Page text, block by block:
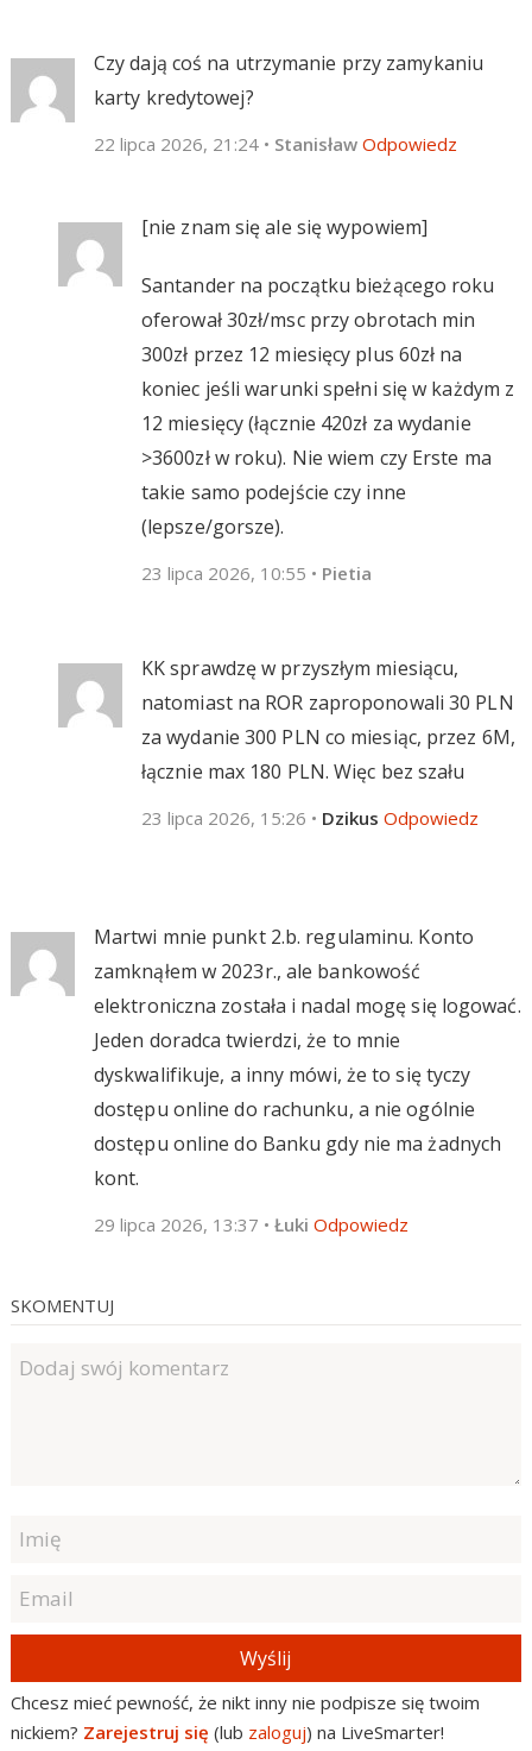
Czy dają coś na utrzymanie przy zamykaniu
karty kredytowej?
22 lipca 2026, 21:24 • Stanisław Odpowiedz
[nie znam się ale się wypowiem]
Santander na początku bieżącego roku
oferował 30zł/msc przy obrotach min
300zł przez 12 miesięcy plus 60zł na
koniec jeśli warunki spełni się w każdym z
12 miesięcy (łącznie 420zł za wydanie
>3600zł w roku). Nie wiem czy Erste ma
takie samo podejście czy inne
(lepsze/gorsze).
23 lipca 2026, 10:55 • Pietia
KK sprawdzę w przyszłym miesiącu,
natomiast na ROR zaproponowali 30 PLN
za wydanie 300 PLN co miesiąc, przez 6M,
łącznie max 180 PLN. Więc bez szału
23 lipca 2026, 15:26 • Dzikus Odpowiedz
Martwi mnie punkt 2.b. regulaminu. Konto
zamknąłem w 2023r., ale bankowość
elektroniczna została i nadal mogę się logować.
Jeden doradca twierdzi, że to mnie
dyskwalifikuje, a inny mówi, że to się tyczy
dostępu online do rachunku, a nie ogólnie
dostępu online do Banku gdy nie ma żadnych
kont.
29 lipca 2026, 13:37 • Łuki Odpowiedz
SKOMENTUJ
Wyślij
Chcesz mieć pewność, że nikt inny nie podpisze się twoim
nickiem? Zarejestruj się (lub zaloguj) na LiveSmarter!